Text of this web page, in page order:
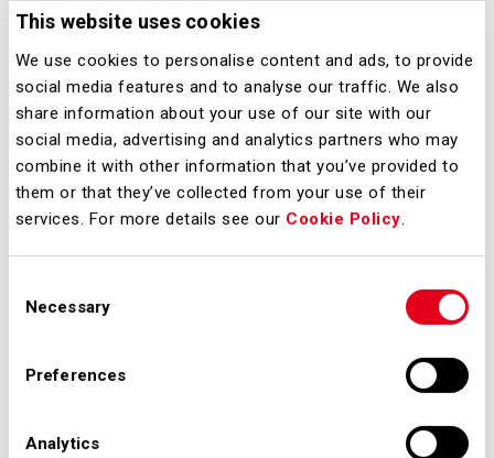
This website uses cookies
We use cookies to personalise content and ads, to provide
social media features and to analyse our traffic. We also
share information about your use of our site with our
social media, advertising and analytics partners who may
combine it with other information that you’ve provided to
them or that they’ve collected from your use of their
services. For more details see our Cookie Policy.
Selection
Necessary
Preferences
Analytics
semestre del 2012) e cresce
l’interesse per il servizio da parte dei
principali player e attori dell’industria.
Numerosi infatti sono stati i
riconoscimenti per il lavoro svolto
nello sviluppo di questa innovativa
modalità di viaggio: a partire dagli
apprezzamenti apparsi sulla stampa
dalla CEO di easyJet Carolin McCall,
per proseguire con la visita a
Malpensa dell’aeroporto di Barcellona
l’interese da parte dell’aeroporto di
Praga, Francoforte, Schiphol per